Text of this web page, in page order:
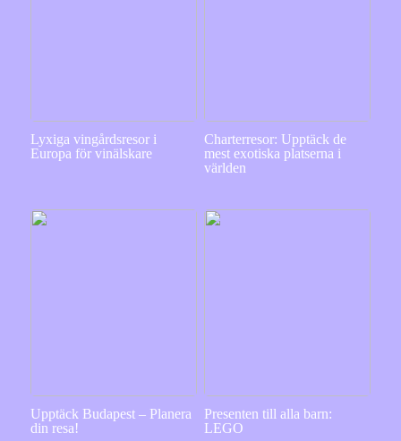
Lyxiga vingårdsresor i
Europa för vinälskare
Charterresor: Upptäck de
mest exotiska platserna i
världen
Upptäck Budapest – Planera
din resa!
Presenten till alla barn:
LEGO